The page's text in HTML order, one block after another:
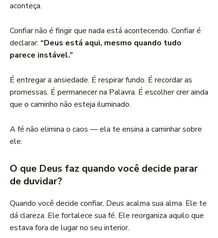
aconteça.
Confiar não é fingir que nada está acontecendo. Confiar é
declarar: “Deus está aqui, mesmo quando tudo
parece instável.”
É entregar a ansiedade. É respirar fundo. É recordar as
promessas. É permanecer na Palavra. É escolher crer ainda
que o caminho não esteja iluminado.
A fé não elimina o caos — ela te ensina a caminhar sobre
ele.
O que Deus faz quando você decide parar
de duvidar?
Quando você decide confiar, Deus acalma sua alma. Ele te
dá clareza. Ele fortalece sua fé. Ele reorganiza aquilo que
estava fora de lugar no seu interior.